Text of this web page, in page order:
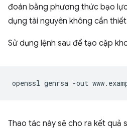
đoán bằng phương thức bạo
dụng tài nguyên không cần
Sử dụng lệnh sau để tạo cặp
openssl genrsa -out
Thao tác này sẽ cho ra kết quả